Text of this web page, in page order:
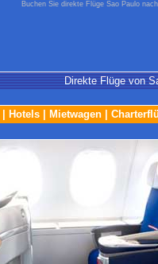
Buchen Sie direkte Flüge Sao Paulo
Direkte Flüge von
Hotels Mietwagen